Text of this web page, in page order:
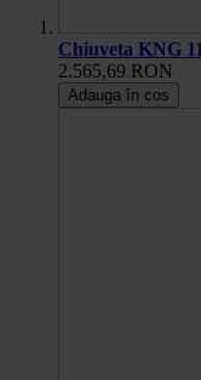
Chiuveta KNG
2.565,69 RON
Adauga în cos